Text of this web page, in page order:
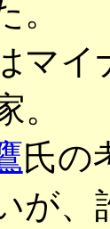
マ
。
氏の
が